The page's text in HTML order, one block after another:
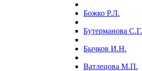
Божко Р.Л.
Бутерманова С.Г.
Бычков И.Н.
Ватлецова М.П.